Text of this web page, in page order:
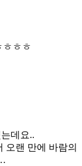
ㅎㅎㅎ
데요..
오랜 만에 바람의